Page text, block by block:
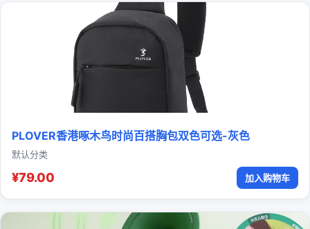
PLOVER香港啄木鸟时尚百搭胸包双色可选-灰色
默认分类
¥79.00 加入购物车